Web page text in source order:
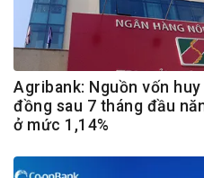
Agribank: Nguồn vốn
đồng sau 7 tháng đầu
ở mức 1,14%